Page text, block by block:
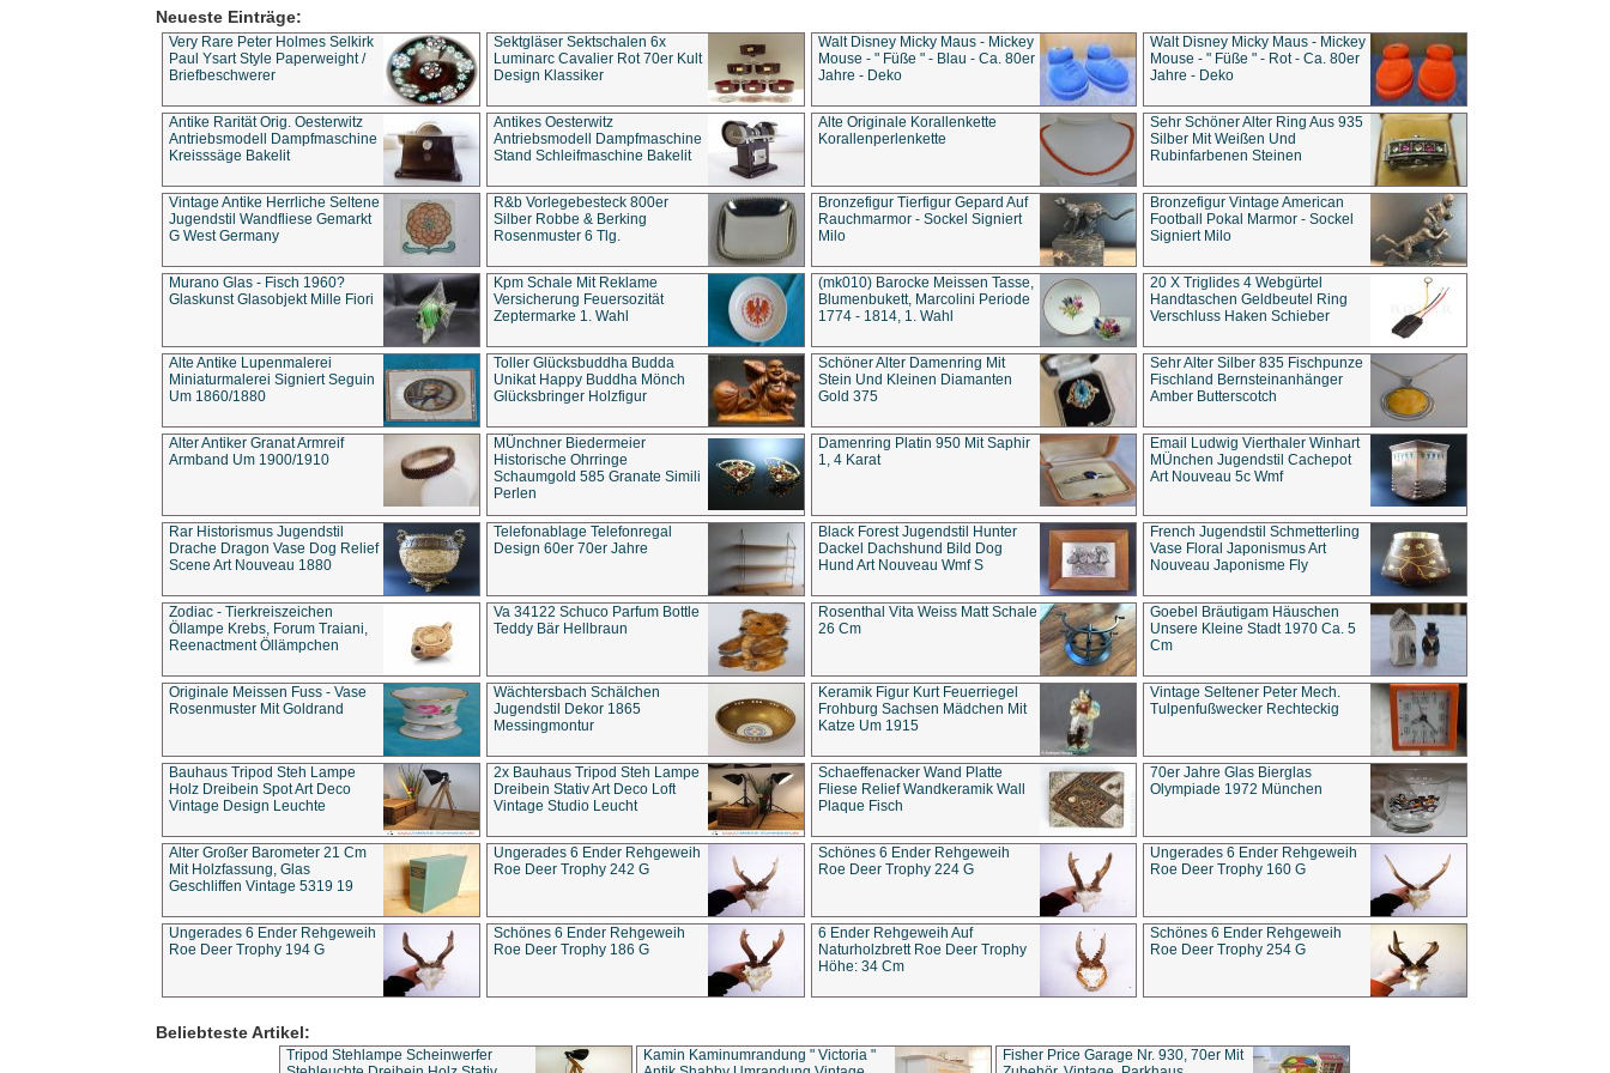
Neueste Einträge:
Very Rare Peter Holmes Selkirk
Paul Ysart Style Paperweight /
Briefbeschwerer
Sektgläser Sektschalen 6x
Luminarc Cavalier Rot 70er Kult
Design Klassiker
Walt Disney Micky Maus - Mickey
Mouse - " Füße " - Blau - Ca. 80er
Jahre - Deko
Walt Disney Micky Maus - Mickey
Mouse - " Füße " - Rot - Ca. 80er
Jahre - Deko
Antike Rarität Orig. Oesterwitz
Antriebsmodell Dampfmaschine
Kreisssäge Bakelit
Antikes Oesterwitz
Antriebsmodell Dampfmaschine
Stand Schleifmaschine Bakelit
Alte Originale Korallenkette
Korallenperlenkette
Sehr Schöner Alter Ring Aus 935
Silber Mit Weißen Und
Rubinfarbenen Steinen
Vintage Antike Herrliche Seltene
Jugendstil Wandfliese Gemarkt
G West Germany
R&b Vorlegebesteck 800er
Silber Robbe & Berking
Rosenmuster 6 Tlg.
Bronzefigur Tierfigur Gepard Auf
Rauchmarmor - Sockel Signiert
Milo
Bronzefigur Vintage American
Football Pokal Marmor - Sockel
Signiert Milo
Murano Glas - Fisch 1960?
Glaskunst Glasobjekt Mille Fiori
Kpm Schale Mit Reklame
Versicherung Feuersozität
Zeptermarke 1. Wahl
(mk010) Barocke Meissen Tasse,
Blumenbukett, Marcolini Periode
1774 - 1814, 1. Wahl
20 X Triglides 4 Webgürtel
Handtaschen Geldbeutel Ring
Verschluss Haken Schieber
Alte Antike Lupenmalerei
Miniaturmalerei Signiert Seguin
Um 1860/1880
Toller Glücksbuddha Budda
Unikat Happy Buddha Mönch
Glücksbringer Holzfigur
Schöner Alter Damenring Mit
Stein Und Kleinen Diamanten
Gold 375
Sehr Alter Silber 835 Fischpunze
Fischland Bernsteinanhänger
Amber Butterscotch
Alter Antiker Granat Armreif
Armband Um 1900/1910
MÜnchner Biedermeier
Historische Ohrringe
Schaumgold 585 Granate Simili
Perlen
Damenring Platin 950 Mit Saphir
1, 4 Karat
Email Ludwig Vierthaler Winhart
MÜnchen Jugendstil Cachepot
Art Nouveau 5c Wmf
Rar Historismus Jugendstil
Drache Dragon Vase Dog Relief
Scene Art Nouveau 1880
Telefonablage Telefonregal
Design 60er 70er Jahre
Black Forest Jugendstil Hunter
Dackel Dachshund Bild Dog
Hund Art Nouveau Wmf S
French Jugendstil Schmetterling
Vase Floral Japonismus Art
Nouveau Japonisme Fly
Zodiac - Tierkreiszeichen
Öllampe Krebs, Forum Traiani,
Reenactment Öllämpchen
Va 34122 Schuco Parfum Bottle
Teddy Bär Hellbraun
Rosenthal Vita Weiss Matt Schale
26 Cm
Goebel Bräutigam Häuschen
Unsere Kleine Stadt 1970 Ca. 5
Cm
Originale Meissen Fuss - Vase
Rosenmuster Mit Goldrand
Wächtersbach Schälchen
Jugendstil Dekor 1865
Messingmontur
Keramik Figur Kurt Feuerriegel
Frohburg Sachsen Mädchen Mit
Katze Um 1915
Vintage Seltener Peter Mech.
Tulpenfußwecker Rechteckig
Bauhaus Tripod Steh Lampe
Holz Dreibein Spot Art Deco
Vintage Design Leuchte
2x Bauhaus Tripod Steh Lampe
Dreibein Stativ Art Deco Loft
Vintage Studio Leucht
Schaeffenacker Wand Platte
Fliese Relief Wandkeramik Wall
Plaque Fisch
70er Jahre Glas Bierglas
Olympiade 1972 München
Alter Großer Barometer 21 Cm
Mit Holzfassung, Glas
Geschliffen Vintage 5319 19
Ungerades 6 Ender Rehgeweih
Roe Deer Trophy 242 G
Schönes 6 Ender Rehgeweih
Roe Deer Trophy 224 G
Ungerades 6 Ender Rehgeweih
Roe Deer Trophy 160 G
Ungerades 6 Ender Rehgeweih
Roe Deer Trophy 194 G
Schönes 6 Ender Rehgeweih
Roe Deer Trophy 186 G
6 Ender Rehgeweih Auf
Naturholzbrett Roe Deer Trophy
Höhe: 34 Cm
Schönes 6 Ender Rehgeweih
Roe Deer Trophy 254 G
Beliebteste Artikel:
Tripod Stehlampe Scheinwerfer
Kamin Kaminumrandung " Victoria "
Fisher Price Garage Nr. 930, 70er Mit